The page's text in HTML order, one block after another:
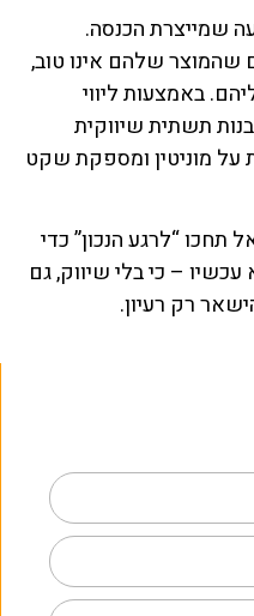
שמייצרת הכנסה.
שלהם אינו טוב,
באמצעות ליווי
תשתית שיווקית
על מוניטין ומספקת שקט
“לרגע הנכון” כדי
– כי בלי שיווק, גם
רק רעיון.